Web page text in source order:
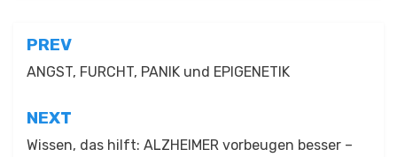
Beitragsnavigation
PREV
ANGST, FURCHT, PANIK und EPIGENETIK
NEXT
Wissen, das hilft: ALZHEIMER vorbeugen besser –